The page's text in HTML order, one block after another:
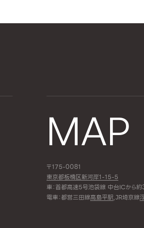
MAP
〒175-0081
東京都板橋区新河岸1-15-5
車：首都高速5号池袋線 中台ICから
電車：都営三田線高島平駅,JR埼京線